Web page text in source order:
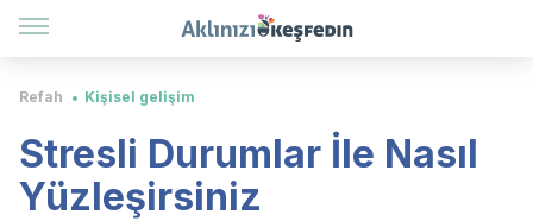
Refah Kişisel gelişim
Stresli Durumlar İle Nasıl
Yüzleşirsiniz